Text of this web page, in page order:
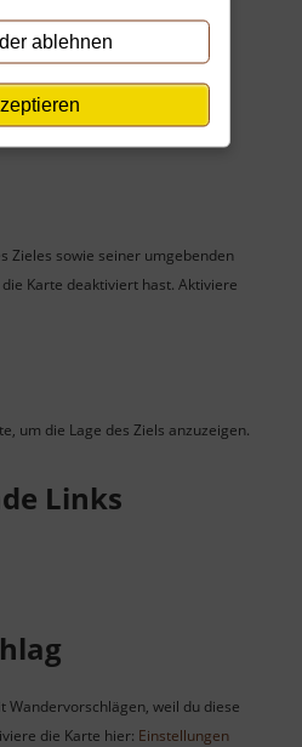
ablehnen
Zieles sowie seiner umgebenden
Karte deaktiviert hast. Aktiviere
um die Lage des Ziels anzuzeigen.
Links
Wandervorschlägen, weil du diese
die Karte hier: Einstellungen